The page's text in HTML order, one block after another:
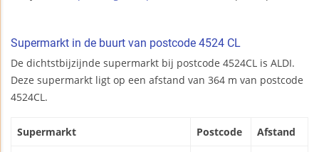
Supermarkt in de buurt van postcode 4524 CL
De dichtstbijzijnde supermarkt bij postcode 4524CL is ALDI.
Deze supermarkt ligt op een afstand van 364 m van postcode
4524CL.
Supermarkt Postcode Afstand